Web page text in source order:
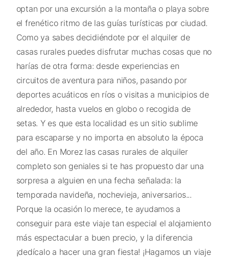
optan por una excursión a la montaña o playa sobre
el frenético ritmo de las guías turísticas por ciudad.
Como ya sabes decidiéndote por el alquiler de
casas rurales puedes disfrutar muchas cosas que no
harías de otra forma: desde experiencias en
circuitos de aventura para niños, pasando por
deportes acuáticos en ríos o visitas a municipios de
alrededor, hasta vuelos en globo o recogida de
setas. Y es que esta localidad es un sitio sublime
para escaparse y no importa en absoluto la época
del año. En Morez las casas rurales de alquiler
completo son geniales si te has propuesto dar una
sorpresa a alguien en una fecha señalada: la
temporada navideña, nochevieja, aniversarios...
Porque la ocasión lo merece, te ayudamos a
conseguir para este viaje tan especial el alojamiento
más espectacular a buen precio, y la diferencia
¡dedícalo a hacer una gran fiesta! ¡Hagamos un viaje